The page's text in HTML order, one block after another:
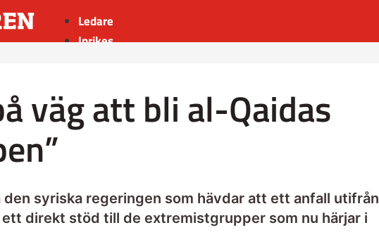
Ledare
Inrikes
Sport
Insänt
väg att bli al-Qaidas
den syriska regeringen som hävdar att ett anfall utifrån
ett direkt stöd till de extremistgrupper som nu härjar i